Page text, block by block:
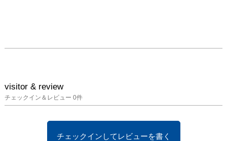
visitor & review
チェックイン＆レビュー 0件
チェックインしてレビューを書く